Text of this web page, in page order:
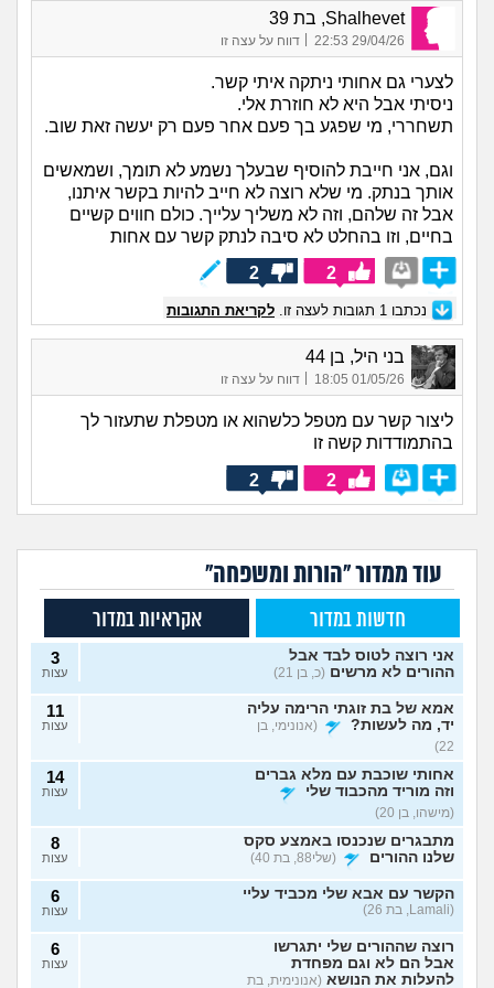
Shalhevet, בת 39
29/04/26 22:53 דווח על עצה זו
לצערי גם אחותי ניתקה איתי קשר.
ניסיתי אבל היא לא חוזרת אלי.
תשחררי, מי שפגע בך פעם אחר פעם רק יעשה זאת שוב.
וגם, אני חייבת להוסיף שבעלך נשמע לא תומך, ושמאשים
אותך בנתק. מי שלא רוצה לא חייב להיות בקשר איתנו,
אבל זה שלהם, וזה לא משליך עלייך. כולם חווים קשיים
בחיים, וזו בהחלט לא סיבה לנתק קשר עם אחות
2
2
נכתבו 1 תגובות לעצה זו. לקריאת התגובות
בני היל, בן 44
01/05/26 18:05 דווח על עצה זו
ליצור קשר עם מטפל כלשהוא או מטפלת שתעזור לך
בהתמודדות קשה זו
2
2
עוד ממדור "הורות ומשפחה"
חדשות במדור אקראיות במדור
אני רוצה לטוס לבד אבל
ההורים לא מרשים (כ, בן 21)
3
עצות
אמא של בת זוגתי הרימה עליה
יד, מה לעשות?
(אנונימי, בן
22)
11
עצות
אחותי שוכבת עם מלא גברים
וזה מוריד מהכבוד שלי
(מישהו, בן 20)
14
עצות
מתבגרים שנכנסו באמצע סקס
שלנו ההורים
(שלי88, בת 40)
8
עצות
הקשר עם אבא שלי מכביד עליי
(Lamali, בת 26)
6
עצות
רוצה שההורים שלי יתגרשו
אבל הם לא וגם מפחדת
להעלות את הנושא (אנונימית, בת
6
עצות